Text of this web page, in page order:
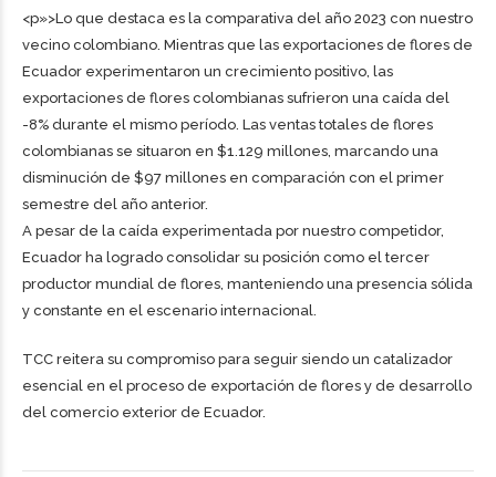
<p»>Lo que destaca es la comparativa del año 2023 con nuestro
vecino colombiano. Mientras que las exportaciones de flores de
Ecuador experimentaron un crecimiento positivo, las
exportaciones de flores colombianas sufrieron una caída del
-8% durante el mismo período. Las ventas totales de flores
colombianas se situaron en $1.129 millones, marcando una
disminución de $97 millones en comparación con el primer
semestre del año anterior.
A pesar de la caída experimentada por nuestro competidor,
Ecuador ha logrado consolidar su posición como el tercer
productor mundial de flores, manteniendo una presencia sólida
y constante en el escenario internacional.
TCC reitera su compromiso para seguir siendo un catalizador
esencial en el proceso de exportación de flores y de desarrollo
del comercio exterior de Ecuador.